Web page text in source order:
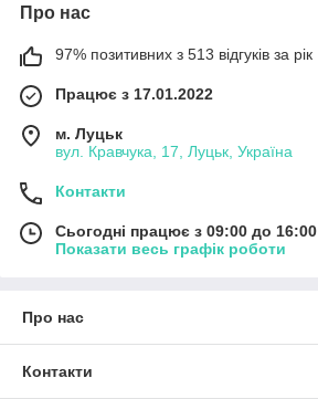
Про нас
97% позитивних з 513 відгуків за рік
Працює з 17.01.2022
м. Луцьк
вул. Кравчука, 17, Луцьк, Україна
Контакти
Сьогодні працює з 09:00 до 16:00
Показати весь графік роботи
Про нас
Контакти